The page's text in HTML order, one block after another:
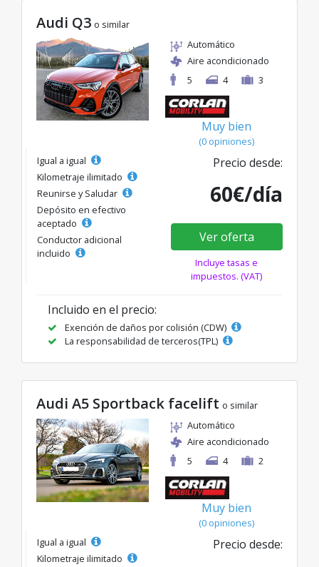
Audi Q3 o similar
Automático
Aire acondicionado
5
4 3
Muy bien
(0 opiniones)
Igual a igual
Kilometraje ilimitado
Reunirse y Saludar
Depósito en efectivo
aceptado
Conductor adicional
incluido
Precio desde:
60€/día
Ver oferta
Incluye tasas e
impuestos. (VAT)
Incluido en el precio:
Exención de daños por colisión (CDW)
La responsabilidad de terceros(TPL)
Audi A5 Sportback facelift o similar
Automático
Aire acondicionado
5
4 2
Muy bien
(0 opiniones)
Igual a igual
Kilometraje ilimitado
Precio desde: